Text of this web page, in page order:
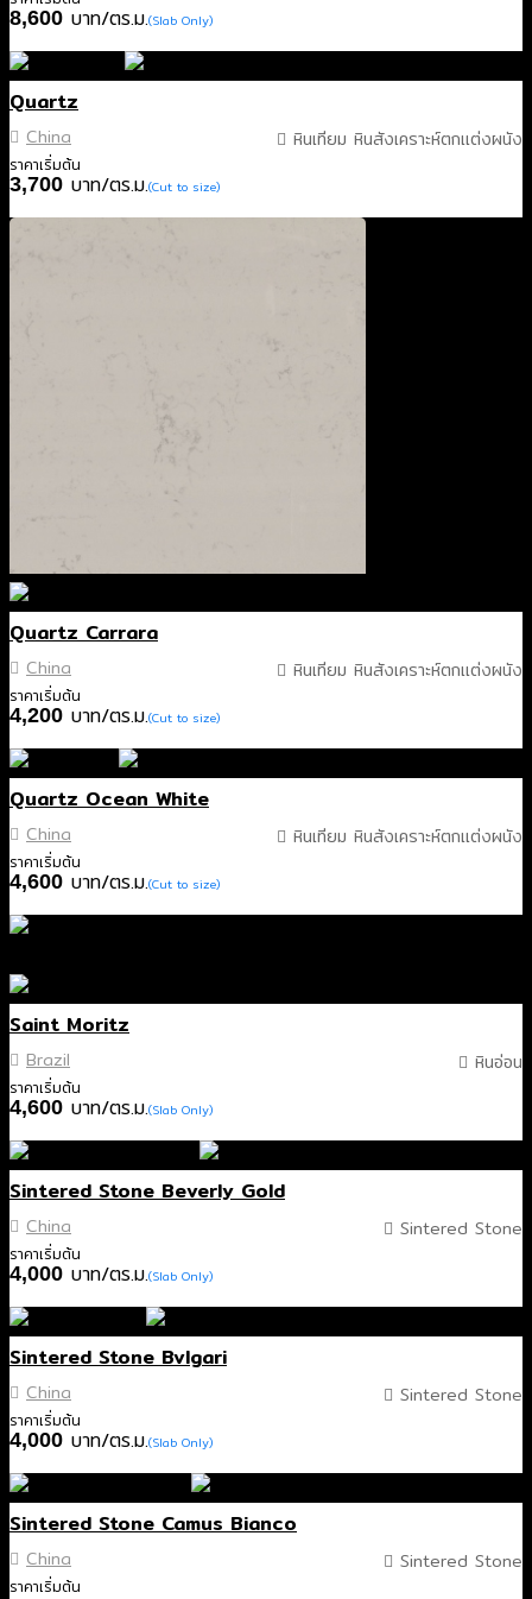
8,600 บาท/ตร.ม.(Slab Only)
หินเทียม หินสังเคราะห์ตกแต่งผนัง
Quartz
China
ราคาเริ่มต้น
3,700 บาท/ตร.ม.(Cut to size)
หินเทียม หินสังเคราะห์ตกแต่งผนัง
Quartz Carrara
China
ราคาเริ่มต้น
4,200 บาท/ตร.ม.(Cut to size)
หินเทียม หินสังเคราะห์ตกแต่งผนัง
Quartz Ocean White
China
ราคาเริ่มต้น
4,600 บาท/ตร.ม.(Cut to size)
หินอ่อน
Saint Moritz
Brazil
ราคาเริ่มต้น
4,600 บาท/ตร.ม.(Slab Only)
Sintered Stone
Sintered Stone Beverly Gold
China
ราคาเริ่มต้น
4,000 บาท/ตร.ม.(Slab Only)
Sintered Stone
Sintered Stone Bvlgari
China
ราคาเริ่มต้น
4,000 บาท/ตร.ม.(Slab Only)
Sintered Stone
Sintered Stone Camus Bianco
China
ราคาเริ่มต้น